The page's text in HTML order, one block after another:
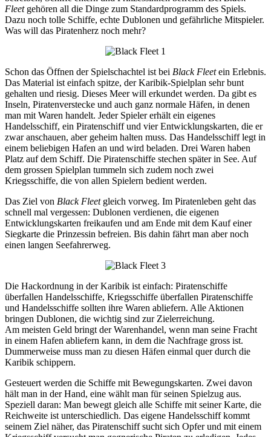
Fleetgehören all die Dinge zum Standardprogramm des Spiels.
Dazu noch tolle Schiffe, echte Dublonen und gefährliche Mitspieler.
Was will das Piratenherz noch mehr?
Schon das Öffnen der Spielschachtel ist bei Black Fleetein Erlebnis.
Das Material ist einfach spitze, der Karibik-Spielplan sehr bunt
gehalten und riesig. Dieses Meer will erkundet werden. Da gibt es
Inseln, Piratenverstecke und auch ganz normale Häfen, in denen
man mit Waren handelt. Jeder Spieler erhält ein eigenes
Handelsschiff, ein Piratenschiff und vier Entwicklungskarten, die er
zwar anschauen, aber geheim halten muss. Das Handelsschiff legt in
einem beliebigen Hafen an und wird beladen. Drei Waren haben
Platz auf dem Schiff. Die Piratenschiffe stechen später in See. Auf
dem grossen Spielplan tummeln sich zudem noch zwei
Kriegsschiffe, die von allen Spielern bedient werden.
Das Ziel von Black Fleetgleich vorweg. Im Piratenleben geht das
schnell mal vergessen: Dublonen verdienen, die eigenen
Entwicklungskarten freikaufen und am Ende mit dem Kauf einer
Siegkarte die Prinzessin befreien. Bis dahin fährt man aber noch
einen langen Seefahrerweg.
Die Hackordnung in der Karibik ist einfach: Piratenschiffe
überfallen Handelsschiffe, Kriegsschiffe überfallen Piratenschiffe
und Handelsschiffe sollten ihre Waren abliefern. Alle Aktionen
bringen Dublonen, die wichtig sind zur Zielerreichung.
Am meisten Geld bringt der Warenhandel, wenn man seine Fracht
in einem Hafen abliefern kann, in dem die Nachfrage gross ist.
Dummerweise muss man zu diesen Häfen einmal quer durch die
Karibik schippern.
Gesteuert werden die Schiffe mit Bewegungskarten. Zwei davon
hält man in der Hand, eine wählt man für seinen Spielzug aus.
Speziell daran: Man bewegt gleich alle Schiffe mit seiner Karte, die
Reichweite ist unterschiedlich. Das eigene Handelsschiff kommt
seinem Ziel näher, das Piratenschiff sucht sich Opfer und mit einem